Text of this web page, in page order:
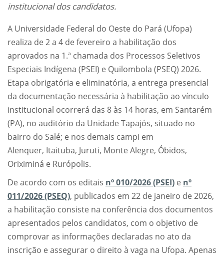
institucional dos candidatos.
A Universidade Federal do Oeste do Pará (Ufopa)
realiza de 2 a 4 de fevereiro a habilitação dos
aprovados na 1.ª chamada dos Processos Seletivos
Especiais Indígena (PSEI) e Quilombola (PSEQ) 2026.
Etapa obrigatória e eliminatória, a entrega presencial
da documentação necessária à habilitação ao vínculo
institucional ocorrerá das 8 às 14 horas, em Santarém
(PA), no auditório da Unidade Tapajós, situado no
bairro do Salé; e nos demais campi em
Alenquer, Itaituba, Juruti, Monte Alegre, Óbidos,
Oriximiná e Rurópolis.
De acordo com os editais nº 010/2026 (PSEI) e nº
011/2026 (PSEQ), publicados em 22 de janeiro de 2026,
a habilitação consiste na conferência dos documentos
apresentados pelos candidatos, com o objetivo de
comprovar as informações declaradas no ato da
inscrição e assegurar o direito à vaga na Ufopa. Apenas